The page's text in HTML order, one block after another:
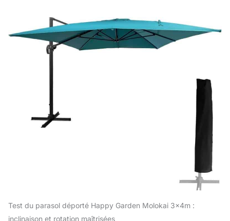
Test du parasol déporté Happy Garden Molokai 3x4m :
inclinaison et rotation maîtrisées